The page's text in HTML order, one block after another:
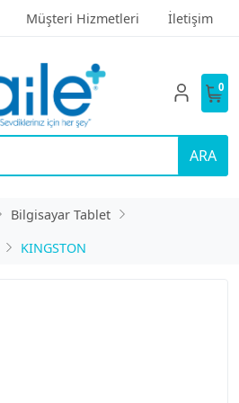
Müşteri Hizmetleri İletişim
ARA
0
Bilgisayar Tablet
KINGSTON